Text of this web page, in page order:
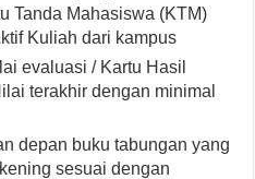
Tanda Mahasiswa (KTM)
Kuliah dari kampus
evaluasi / Kartu Hasil
terakhir dengan minimal
depan buku tabungan yang
sesuai dengan